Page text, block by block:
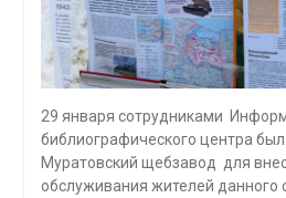
29 января сотрудниками
библиографического центра
Муратовский щебзавод для
обслуживания жителей данного